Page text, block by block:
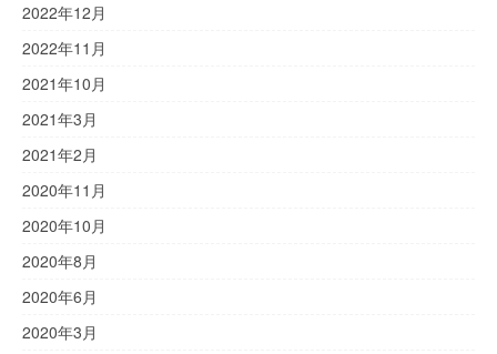
2022年12月
2022年11月
2021年10月
2021年3月
2021年2月
2020年11月
2020年10月
2020年8月
2020年6月
2020年3月